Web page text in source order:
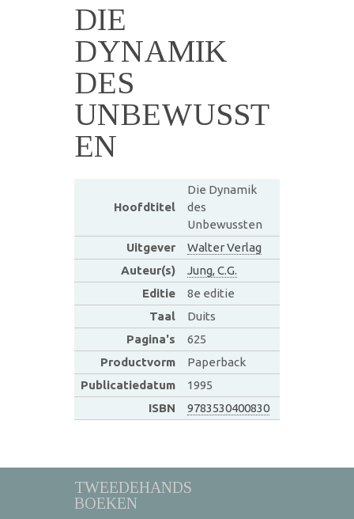
DIE
DYNAMIK
DES
UNBEWUSST
EN
Hoofdtitel
Die Dynamik
des
Unbewussten
Uitgever
Walter Verlag
Auteur(s)
Jung, C.G.
Editie
8e editie
Taal
Duits
Pagina's
625
Productvorm
Paperback
Publicatiedatum
1995
ISBN
9783530400830
TWEEDEHANDS
BOEKEN